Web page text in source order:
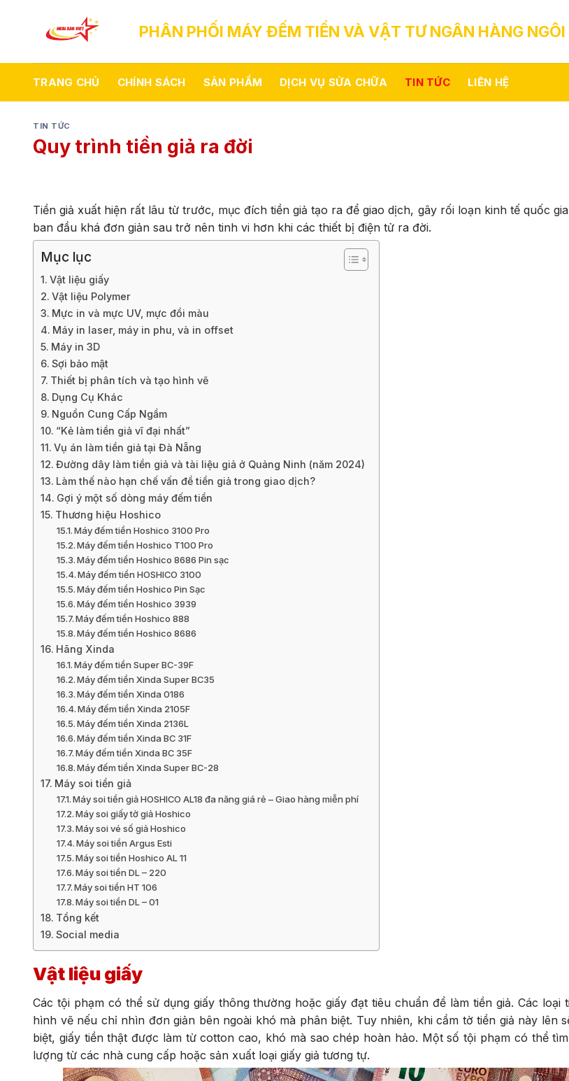
PHÂN PHỐI MÁY ĐẾM TIỀN VÀ VẬT TƯ NGÂN HÀNG NGÔI
TRANG CHỦ CHÍNH SÁCH SẢN PHẨM DỊCH VỤ SỬA CHỮA TIN TỨC LIÊN HỆ
TIN TỨC
Quy trình tiền giả ra đời
Tiền giả xuất hiện rất lâu từ trước, mục đích tiền giả tạo ra để giao dịch, gây rối loạn kinh tế quốc
ban đầu khá đơn giản sau trở nên tinh vi hơn khi các thiết bị điện tử ra đời.
Mục lục
Vật liệu giấy
Vật liệu Polymer
Mực in và mực UV, mực đổi màu
Máy in laser, máy in phu, và in offset
Máy in 3D
Sợi bảo mật
Thiết bị phân tích và tạo hình vẽ
Dụng Cụ Khác
Nguồn Cung Cấp Ngầm
“Kẻ làm tiền giả vĩ đại nhất”
Vụ án làm tiền giả tại Đà Nẵng
Đường dây làm tiền giả và tài liệu giả ở Quảng Ninh (năm 2024)
Làm thế nào hạn chế vấn đề tiền giả trong giao dịch?
Gợi ý một số dòng máy đếm tiền
Thương hiệu Hoshico
Máy đếm tiền Hoshico 3100 Pro
Máy đếm tiền Hoshico T100 Pro
Máy đếm tiền Hoshico 8686 Pin sạc
Máy đếm tiền HOSHICO 3100
Máy đếm tiền Hoshico Pin Sạc
Máy đếm tiền Hoshico 3939
Máy đếm tiền Hoshico 888
Máy đếm tiền Hoshico 8686
Hãng Xinda
Máy đếm tiền Super BC-39F
Máy đếm tiền Xinda Super BC35
Máy đếm tiền Xinda 0186
Máy đếm tiền Xinda 2105F
Máy đếm tiền Xinda 2136L
Máy đếm tiền Xinda BC 31F
Máy đếm tiền Xinda BC 35F
Máy đếm tiền Xinda Super BC-28
Máy soi tiền giả
Máy soi tiền giả HOSHICO AL18 đa năng giá rẻ – Giao hàng miễn phí
Máy soi giấy tờ giả Hoshico
Máy soi vé số giả Hoshico
Máy soi tiền Argus Esti
Máy soi tiền Hoshico AL 11
Máy soi tiền DL – 220
Máy soi tiền HT 106
Máy soi tiền DL – 01
Tổng kết
Social media
Vật liệu giấy
Các tội phạm có thể sử dụng giấy thông thường hoặc giấy đạt tiêu chuẩn để làm tiền giả. Các loại
hình vẽ nếu chỉ nhìn đơn giản bên ngoài khó mà phân biệt. Tuy nhiên, khi cầm tờ tiền giả này lên
biệt, giấy tiền thật được làm từ cotton cao, khó mà sao chép hoàn hảo. Một số tội phạm có thể
lượng từ các nhà cung cấp hoặc sản xuất loại giấy giả tương tự.